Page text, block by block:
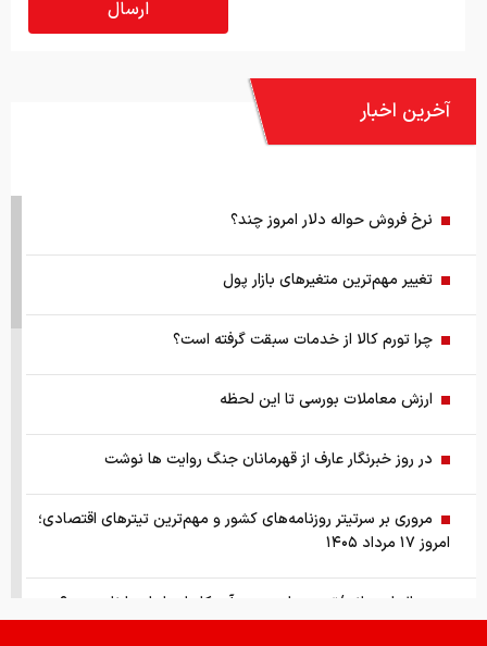
آخرین اخبار
نرخ فروش حواله دلار امروز چند؟
تغییر مهم‌ترین متغیرهای بازار پول
چرا تورم کالا از خدمات سبقت گرفته است؟
ارزش معاملات بورسی تا این لحظه
در روز خبرنگار عارف از قهرمانان جنگ روایت ها نوشت
مروری بر سرتیتر روزنامه‌های کشور و مهم‌ترین تیترهای اقتصادی؛
امروز ۱۷ مرداد ۱۴۰۵
سوال امتحانی/تحریم‌های جدید آمریکا علیه ایران را نام ببرید؟